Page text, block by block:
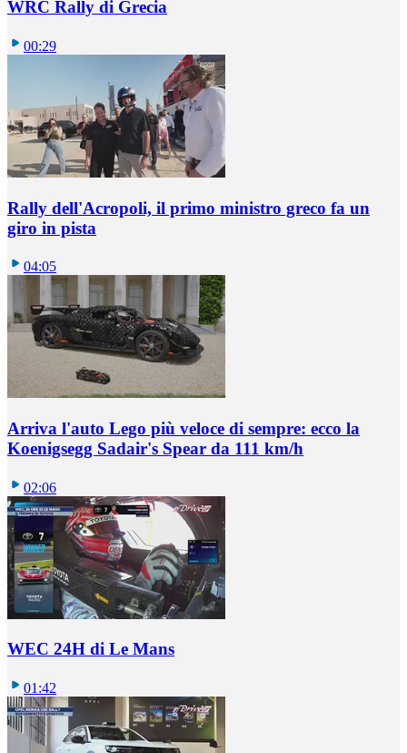
WRC Rally di Grecia
00:29
Rally dell'Acropoli, il primo ministro greco fa un
giro in pista
04:05
Arriva l'auto Lego più veloce di sempre: ecco la
Koenigsegg Sadair's Spear da 111 km/h
02:06
WEC 24H di Le Mans
01:42